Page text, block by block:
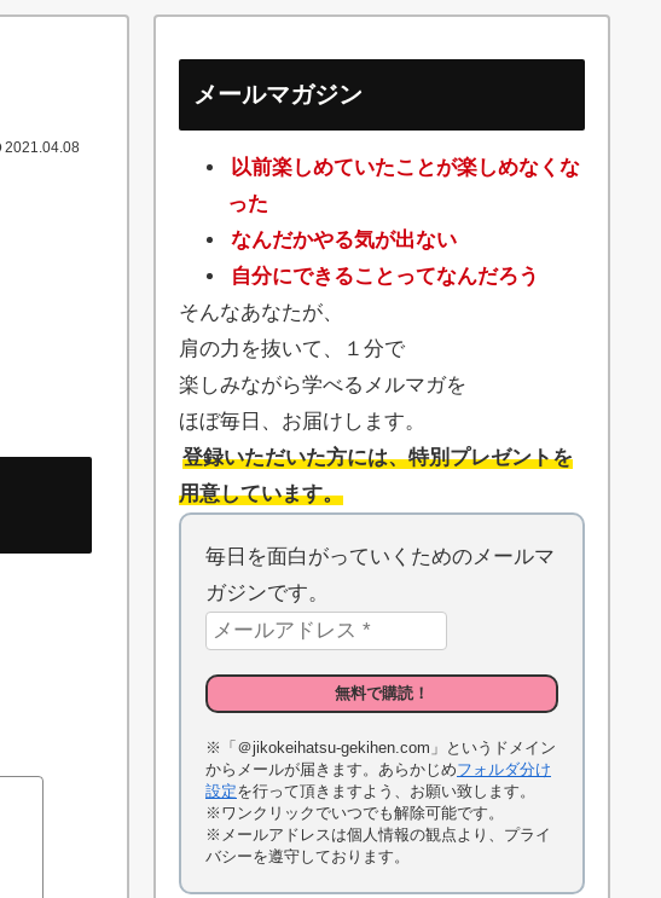
2021.04.08
メールマガジン
以前楽しめていたことが楽しめなくな
った
なんだかやる気が出ない
自分にできることってなんだろう
そんなあなたが、
肩の力を抜いて、１分で
楽しみながら学べるメルマガを
ほぼ毎日、お届けします。
登録いただいた方には、特別プレゼントを
用意しています。
毎日を面白がっていくためのメールマ
ガジンです。
※「＠jikokeihatsu-gekihen.com」というドメイン
からメールが届きます。あらかじめフォルダ分け
設定を行って頂きますよう、お願い致します。
※ワンクリックでいつでも解除可能です。
※メールアドレスは個人情報の観点より、プライ
バシーを遵守しております。